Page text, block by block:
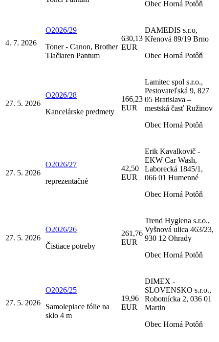
Obec Horná Potôň
4. 7. 2026
O2026/29
Toner - Canon, Brother
Tlačiaren Pantum
630,13
EUR
DAMEDIS s.r.o,
Křenová 89/19 Brno
Obec Horná Potôň
27. 5. 2026
O2026/28
Kancelárske predmety
166,23
EUR
Lamitec spol s.r.o.,
Pestovateľská 9, 827
05 Bratislava –
mestská časť Ružinov
Obec Horná Potôň
27. 5. 2026
O2026/27
reprezentačné
42,50
EUR
Erik Kavalkovič -
EKW Car Wash,
Laborecká 1845/1,
066 01 Humenné
Obec Horná Potôň
27. 5. 2026
O2026/26
Čistiace potreby
261,76
EUR
Trend Hygiena s.r.o.,
Vyšnová ulica 463/23,
930 12 Ohrady
Obec Horná Potôň
27. 5. 2026
O2026/25
Samolepiace fólie na
sklo 4 m
19,96
EUR
DIMEX -
SLOVENSKO s.r.o.,
Robotnícka 2, 036 01
Martin
Obec Horná Potôň